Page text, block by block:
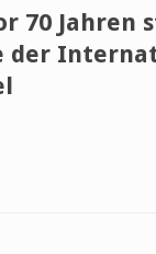
70 Jahren
der